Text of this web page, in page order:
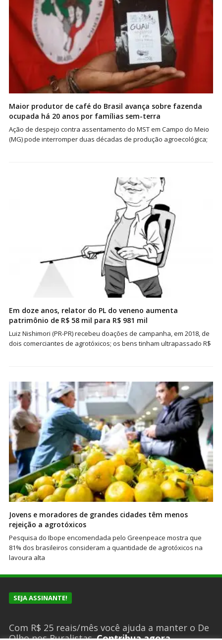
Maior produtor de café do Brasil avança sobre fazenda
ocupada há 20 anos por famílias sem-terra
Ação de despejo contra assentamento do MST em Campo do Meio
(MG) pode interromper duas décadas de produção agroecológica;
Em doze anos, relator do PL do veneno aumenta
patrimônio de R$ 58 mil para R$ 981 mil
Luiz Nishimori (PR-PR) recebeu doações de campanha, em 2018, de
dois comerciantes de agrotóxicos; os bens tinham ultrapassado R$
Jovens e moradores de grandes cidades têm menos
rejeição a agrotóxicos
Pesquisa do Ibope encomendada pelo Greenpeace mostra que
81% dos brasileiros consideram a quantidade de agrotóxicos na
lavoura alta
SEJA ASSINANTE!
Com R$ 25 reais/mês você ajuda a manter o De